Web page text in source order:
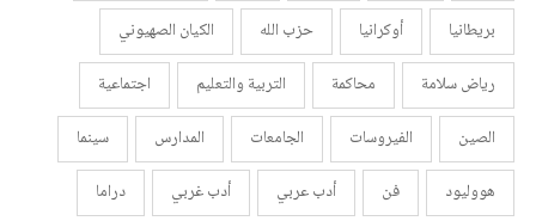
بريطانيا
أوكرانيا حزب الله
الكيان الصهيوني
رياض سلامة
محاكمة التربية والتعليم
اجتماعية
الصين
الفيروسات الجامعات المدارس
سينما
هووليود
فن أدب عربي أدب غربي
دراما